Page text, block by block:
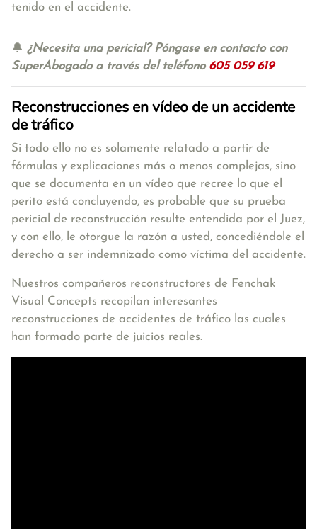
tenido en el accidente.
🔔 ¿Necesita una pericial? Póngase en contacto con
SuperAbogado a través del teléfono 605 059 619
Reconstrucciones en vídeo de un accidente
de tráfico
Si todo ello no es solamente relatado a partir de
fórmulas y explicaciones más o menos complejas, sino
que se documenta en un vídeo que recree lo que el
perito está concluyendo, es probable que su prueba
pericial de reconstrucción resulte entendida por el Juez,
y con ello, le otorgue la razón a usted, concediéndole el
derecho a ser indemnizado como víctima del accidente.
Nuestros compañeros reconstructores de Fenchak
Visual Concepts recopilan interesantes
reconstrucciones de accidentes de tráfico las cuales
han formado parte de juicios reales.